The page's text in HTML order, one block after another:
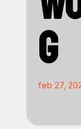
G
feb 27,